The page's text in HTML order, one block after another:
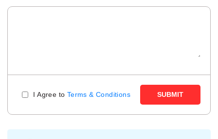
I Agree to Terms & Conditions SUBMIT